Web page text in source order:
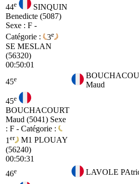
44e
SINQUIN
Benedicte (5087)
Sexe : F -
Catégorie :
3e
SE MESLAN
(56320)
00:50:01
45e
Maud
45e
BOUCHACOURT
Maud (5041) Sexe
: F - Catégorie :
1 er M1 PLOUAY
(56240)
00:50:31
46e LAVOLE